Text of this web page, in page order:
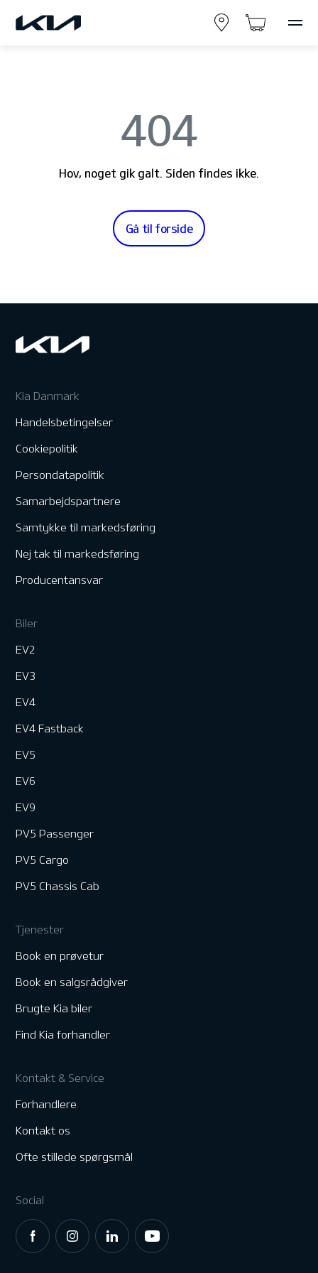
404
Hov, noget gik galt. Siden findes ikke.
Gå til forside
Kia Danmark
Handelsbetingelser
Cookiepolitik
Persondatapolitik
Samarbejdspartnere
Samtykke til markedsføring
Nej tak til markedsføring
Producentansvar
Biler
EV2
EV3
EV4
EV4 Fastback
EV5
EV6
EV9
PV5 Passenger
PV5 Cargo
PV5 Chassis Cab
Tjenester
Book en prøvetur
Book en salgsrådgiver
Brugte Kia biler
Find Kia forhandler
Kontakt & Service
Forhandlere
Kontakt os
Ofte stillede spørgsmål
Social